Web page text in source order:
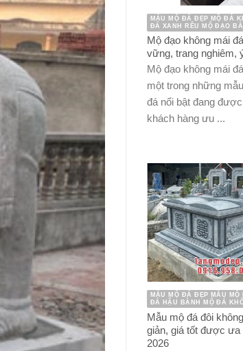
MẪU MỘ ĐÁ ĐẸP MỘ ĐÁ
ĐÁ XANH RÊU MỘ ĐẠO
Mộ đạo không mái
vững, trang nghiêm,
Mộ đạo không mái
một trong những
đá nổi bật đang
khách hàng ưu ...
MẪU MỘ ĐÁ ĐẸP MẪU
ĐÁ HẬU BÀNH MỘ ĐÁ
Mẫu mộ đá đôi
giản, giá tốt được ưa
2026